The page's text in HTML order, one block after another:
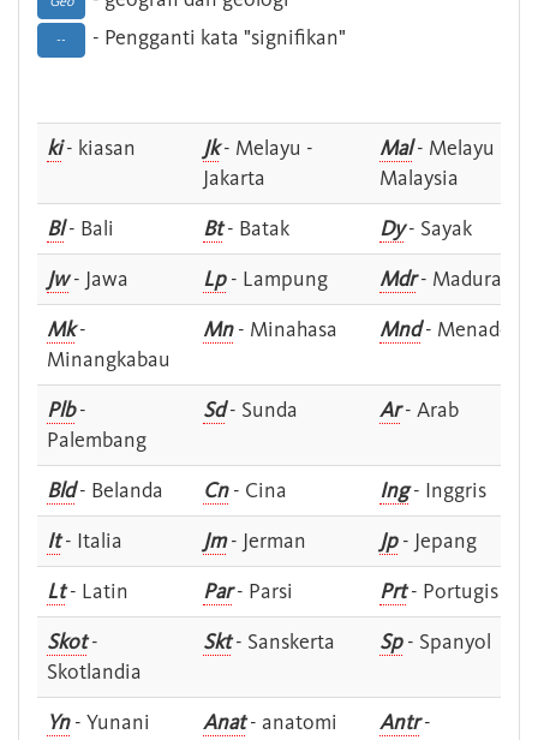
-- - Pengganti kata "signifikan"
ki- kiasan Jk- Melayu -
Jakarta
Mal- Melayu -
Malaysia
Bl- Bali Bt- Batak Dy- Sayak
Jw- Jawa Lp- Lampung Mdr- Madura
Mk-
Minangkabau
Mn- Minahasa Mnd- Menado
Plb-
Palembang
Sd- Sunda Ar- Arab
Bld- Belanda Cn- Cina Ing- Inggris
It- Italia Jm- Jerman Jp- Jepang
Lt- Latin Par- Parsi Prt- Portugis
Skot-
Skotlandia
Skt- Sanskerta Sp- Spanyol
Yn- Yunani Anat- anatomi Antr-